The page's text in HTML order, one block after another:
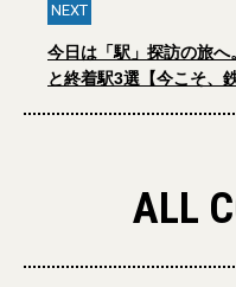
NEXT
今日は「駅」探訪の旅
と終着駅3選【今こそ、
ALL